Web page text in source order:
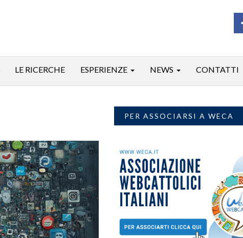
LE RICERCHE ESPERIENZE NEWS CONTATTI
PER ASSOCIARSI A WECA